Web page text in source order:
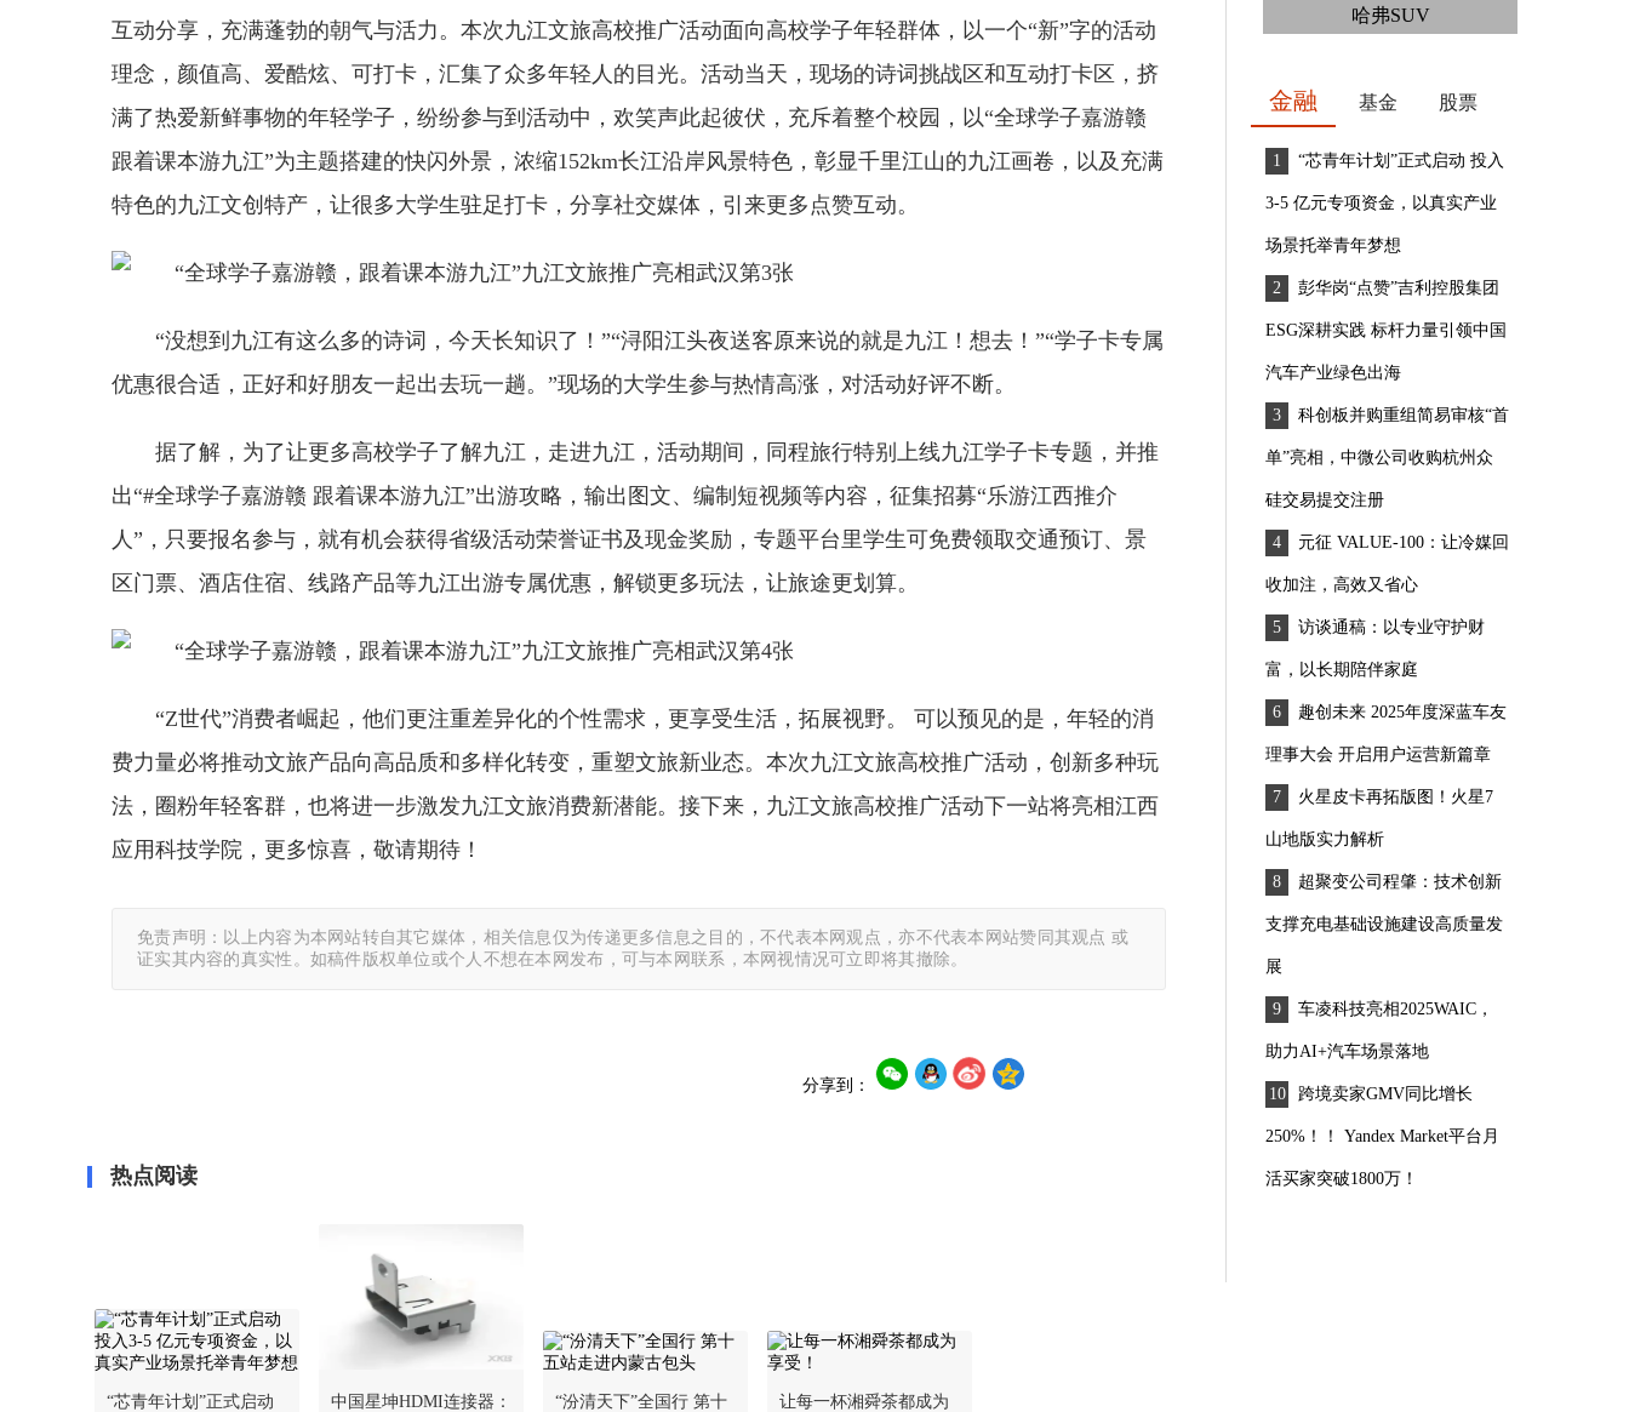
互动分享，充满蓬勃的朝气与活力。本次九江文旅高校推广活动面向高校学子年轻群体，以一个“新”字的活动
理念，颜值高、爱酷炫、可打卡，汇集了众多年轻人的目光。活动当天，现场的诗词挑战区和互动打卡区，挤
满了热爱新鲜事物的年轻学子，纷纷参与到活动中，欢笑声此起彼伏，充斥着整个校园，以“全球学子嘉游赣
跟着课本游九江”为主题搭建的快闪外景，浓缩152km长江沿岸风景特色，彰显千里江山的九江画卷，以及充满
特色的九江文创特产，让很多大学生驻足打卡，分享社交媒体，引来更多点赞互动。
“没想到九江有这么多的诗词，今天长知识了！”“浔阳江头夜送客原来说的就是九江！想去！”“学子卡专属
优惠很合适，正好和好朋友一起出去玩一趟。”现场的大学生参与热情高涨，对活动好评不断。
据了解，为了让更多高校学子了解九江，走进九江，活动期间，同程旅行特别上线九江学子卡专题，并推
出“#全球学子嘉游赣 跟着课本游九江”出游攻略，输出图文、编制短视频等内容，征集招募“乐游江西推介
人”，只要报名参与，就有机会获得省级活动荣誉证书及现金奖励，专题平台里学生可免费领取交通预订、景
区门票、酒店住宿、线路产品等九江出游专属优惠，解锁更多玩法，让旅途更划算。
“Z世代”消费者崛起，他们更注重差异化的个性需求，更享受生活，拓展视野。 可以预见的是，年轻的消
费力量必将推动文旅产品向高品质和多样化转变，重塑文旅新业态。本次九江文旅高校推广活动，创新多种玩
法，圈粉年轻客群，也将进一步激发九江文旅消费新潜能。接下来，九江文旅高校推广活动下一站将亮相江西
应用科技学院，更多惊喜，敬请期待！
免责声明：以上内容为本网站转自其它媒体，相关信息仅为传递更多信息之目的，不代表本网观点，亦不代表本网站赞同其观点 或
证实其内容的真实性。如稿件版权单位或个人不想在本网发布，可与本网联系，本网视情况可立即将其撤除。
分享到：
热点阅读
“芯青年计划”正式启动
中国星坤HDMI连接器：
“汾清天下”全国行 第十
让每一杯湘舜茶都成为
哈弗SUV
金融 基金 股票
“芯青年计划”正式启动 投入
3-5 亿元专项资金，以真实产业
场景托举青年梦想
彭华岗“点赞”吉利控股集团
ESG深耕实践 标杆力量引领中国
汽车产业绿色出海
科创板并购重组简易审核“首
单”亮相，中微公司收购杭州众
硅交易提交注册
元征 VALUE-100：让冷媒回
收加注，高效又省心
访谈通稿：以专业守护财
富，以长期陪伴家庭
趣创未来 2025年度深蓝车友
理事大会 开启用户运营新篇章
火星皮卡再拓版图！火星7
山地版实力解析
超聚变公司程肇：技术创新
支撑充电基础设施建设高质量发
展
车凌科技亮相2025WAIC，
助力AI+汽车场景落地
跨境卖家GMV同比增长
250%！！ Yandex Market平台月
活买家突破1800万！